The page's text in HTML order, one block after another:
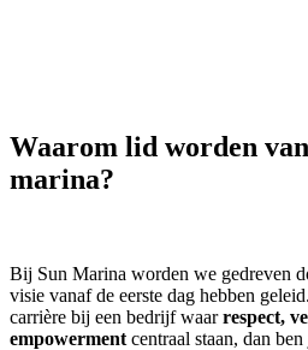
Waarom lid worden
marina?
Bij Sun Marina worden we gedreven
visie vanaf de eerste dag hebben
carrière bij een bedrijf waarrespect,
empowerment centraal staan, dan